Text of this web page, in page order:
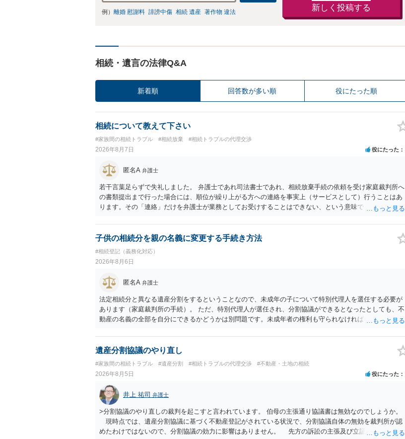
例） 離婚 慰謝料 誹謗中傷 相続 遺産 著作物 違法 新しく投稿する
相続・遺言の法律Q&A
新着順 回答数が多い順 役にたった順
相続について教えて下さい
#家族間の相続トラブル #相続放棄 #相続トラブルの代理交渉
2026年8月7日 役にたった
匿名A 弁護士
若干言葉足らずで失礼しました。 弁護士であれ司法書士であれ、相続放棄手続の依頼を受け家庭裁判所へ
の書類提出まで行った場合には、順位が繰り上がる方への連絡を事実上（サービスとして）行うことはあ
ります。その「連絡」だけを弁護士が業務としてお受けすることはできない、という意味でした。
子供の相続分を親の名義に変更する手続き方法
#相続登記（義務化対応）
2026年8月6日
匿名A 弁護士
法定相続分と異なる遺産分割をするということなので、未成年の子について特別代理人を選任する必要が
あります（家庭裁判所の手続）。 ただ、特別代理人が選任され、分割協議ができるとなったとしても、不
動産の名義の全部を自分にできるかどうかは別問題です。未成年者の権利も守られなければならないから
未成年者を今後養育するのは、自分だからという理由では、法定相続分以上に多くの遺産を取得すること
ができるというわけではありません。
遺産分割協議のやり直し
#家族間の相続トラブル #遺産分割 #相続トラブルの代理交渉 #不動産・土地の相続
2026年8月5日 役にたった
井上 祐司 弁護士
>分割協議のやり直しの裁判を起こすと言われています。 伯母の主張通り協議書は無効なのでしょうか。
現時点では、遺産分割協議に基づく不動産登記がされている状況で、分割協議自体の無効を裁判所が認
めたわけではないので、分割協議の効力に影響はありません。 先方の訴訟の主張及び立証次第ですが、